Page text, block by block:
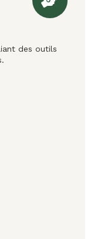
des outils